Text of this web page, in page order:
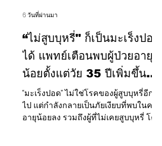
“ไม่สูบบุหรี่" ก็เป็นมะเร็งปอด
ได้ แพทย์เตือนพบผู้ป่วยอายุ
น้อยตั้งแต่วัย 35 ปีเพิ่มขึ้นคน
ไทยกว่า 70% รู้ตัวเมื่อโรค
ลุกลาม
“มะเร็งปอด” ไม่ใช่โรคของผู้สูบบุหรี่อีกต่อ
ไป แต่กำลังกลายเป็นภัยเงียบที่พบในคน
อายุน้อยลง รวมถึงผู้ที่ไม่เคยสูบบุหรี่ โดย
6 วันที่ผ่านมา